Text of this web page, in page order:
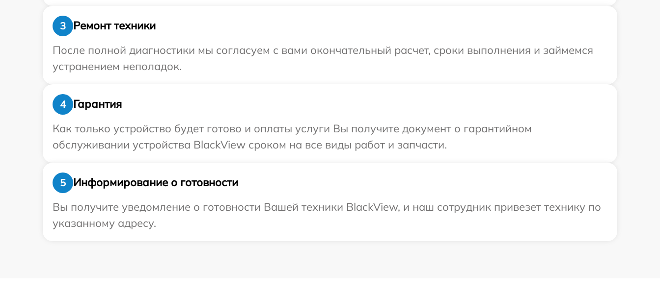
3
Ремонт техники
После полной диагностики мы согласуем с вами окончательный расчет, сроки выполнения и займемся
устранением неполадок.
4
Гарантия
Как только устройство будет готово и оплаты услуги Вы получите документ о гарантийном
обслуживании устройства BlackView сроком на все виды работ и запчасти.
5
Информирование о готовности
Вы получите уведомление о готовности Вашей техники BlackView, и наш сотрудник привезет технику по
указанному адресу.